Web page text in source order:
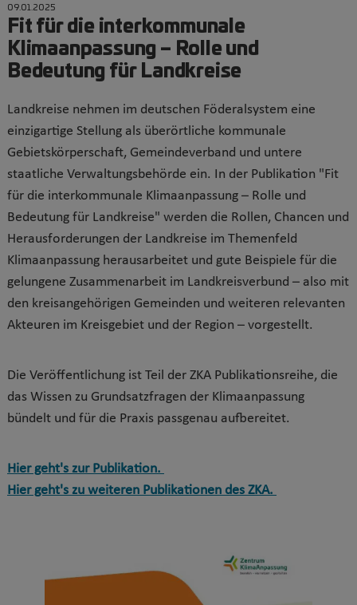
09.01.2025
Fit für die interkommunale
Klimaanpassung – Rolle und
Bedeutung für Landkreise
Landkreise nehmen im deutschen Föderalsystem eine
einzigartige Stellung als überörtliche kommunale
Gebietskörperschaft, Gemeindeverband und untere
staatliche Verwaltungsbehörde ein. In der Publikation "Fit
für die interkommunale Klimaanpassung – Rolle und
Bedeutung für Landkreise" werden die Rollen, Chancen und
Herausforderungen der Landkreise im Themenfeld
Klimaanpassung herausarbeitet und gute Beispiele für die
gelungene Zusammenarbeit im Landkreisverbund – also mit
den kreisangehörigen Gemeinden und weiteren relevanten
Akteuren im Kreisgebiet und der Region – vorgestellt.
Die Veröffentlichung ist Teil der ZKA Publikationsreihe, die
das Wissen zu Grundsatzfragen der Klimaanpassung
bündelt und für die Praxis passgenau aufbereitet.
Hier geht's zur Publikation.
Hier geht's zu weiteren Publikationen des ZKA.